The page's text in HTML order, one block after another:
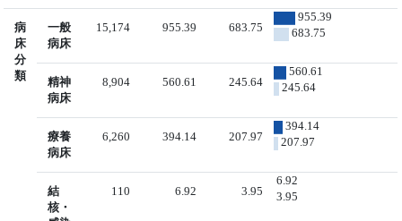
病
床
分
類
一般
病床
15,174 955.39 683.75
955.39
683.75
精神
病床
8,904 560.61 245.64
560.61
245.64
療養
病床
6,260 394.14 207.97
394.14
207.97
結
核・
110 6.92 3.95
6.92
3.95